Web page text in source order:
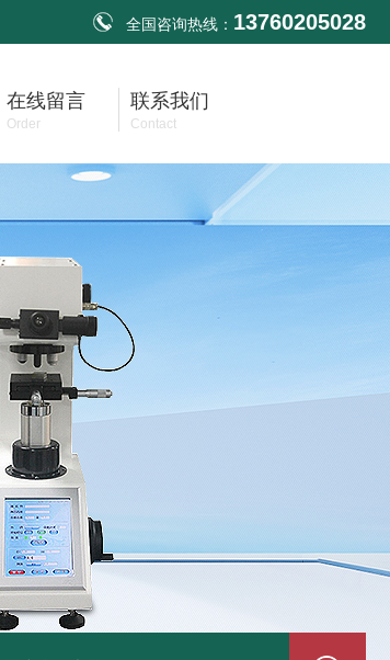
全国咨询热线： 13760205028
在线留言
Order
联系我们
Contact